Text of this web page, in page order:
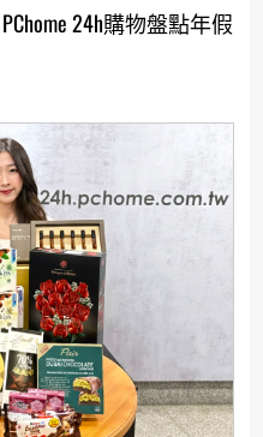
24h購物盤點年假